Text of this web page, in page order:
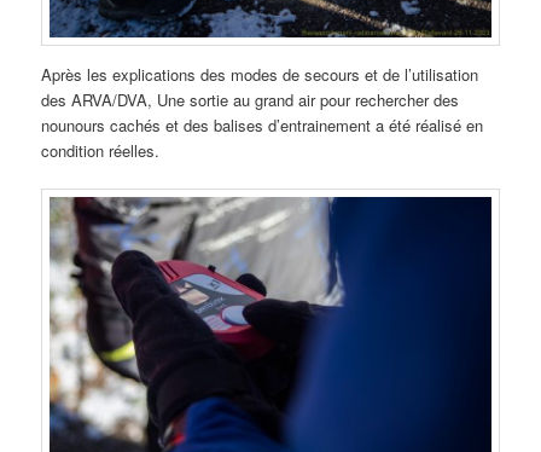
Après les explications des modes de secours et de l’utilisation
des ARVA/DVA, Une sortie au grand air pour rechercher des
nounours cachés et des balises d’entrainement a été réalisé en
condition réelles.